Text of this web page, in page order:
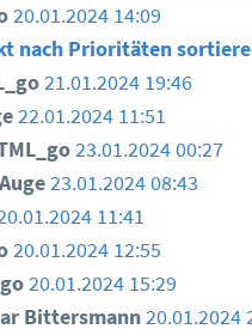
20.01.2024 14:09
nach Prioritäten
21.01.2024 19:46
22.01.2024 11:51
23.01.2024 00:27
23.01.2024 08:43
11:41
20.01.2024 12:55
20.01.2024 15:29
Bittersmann20.01.2024